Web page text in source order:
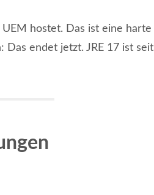
hostet. Das ist eine harte
Das endet jetzt. JRE 17 ist seit